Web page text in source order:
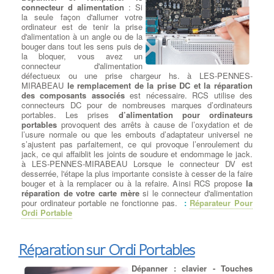
modifications indésirables et
nuisibles. Communément appelé 'malware',il s'agit d'un
logiciel malveillant. à LES-PENNES-MIRABEAU Éliminer les
virus et les malwares peut être problématique en fonction du type
de fichier téléchargé, de la durée de l'infection et des actions
ultérieures entreprises par l'utilisateur. à LES-PENNES-
MIRABEAU Dans la plupart des cas, notre équipe est en mesure
derestaurer le système d'exploitation de votre ordinateur, les
programmes et de récupérer les données d'origine. Dans de rares
situations, il peut être nécessaire de réinstaller le système tout
en restaurant les données utilisateur.
Il existe de nombreux virus et logiciels malveillants (malwares)
qui peuvent causer des dommages importants aux systèmes et
aux données. Voici quelques-uns des virus et malwares les plus
dangereux et notoires jusqu'à ma date de connaissance en
septembre 2021 :
WannaCry : Apparu en mai 2017, WannaCry était un ransomware
qui a infecté des centaines de milliers d'ordinateurs dans le
monde entier en exploitant une vulnérabilité de Windows. Il
chiffrait les données des victimes et exigeait une rançon en
bitcoin pour les récupérer.
NotPetya / ExPetr : Il est apparu en juin 2017 et a été classé
comme un ransomware, mais son objectif principal semblait être
aux infrastructures informatiques.
Conficker : Lancé en 2008, Conficker était un ver informatique
qui se propageait rapidement en exploitant des vulnérabilités
connecteur d alimentation : Si
la seule façon d'allumer votre
ordinateur est de tenir la prise
d'alimentation à un angle ou de la
bouger dans tout les sens puis de
la bloquer, vous avez un
connecteur d'alimentation
défectueux ou une prise chargeur hs. à LES-PENNES-
MIRABEAU le remplacement de la prise DC et la réparation
des composants associésest nécessaire. RCS utilise des
connecteurs DC pour de nombreuses marques d’ordinateurs
portables. Les prises d’alimentation pour ordinateurs
portables provoquent des arrêts à cause de l’oxydation et de
l’usure normale ou que les embouts d’adaptateur universel ne
s’ajustent pas parfaitement, ce qui provoque l’enroulement du
jack, ce qui affaiblit les joints de soudure et endommage le jack.
à LES-PENNES-MIRABEAU Lorsque le connecteur DV est
desserrée, l'étape la plus importante consiste à cesser de la faire
bouger et à la remplacer ou à la refaire. Ainsi RCS propose la
réparation de votre carte mèresi le connecteur d'alimentation
pour ordinateur portable ne fonctionne pas. : Réparateur Pour
Ordi Portable
Réparation sur Ordi Portables
Dépanner : clavier - Touches